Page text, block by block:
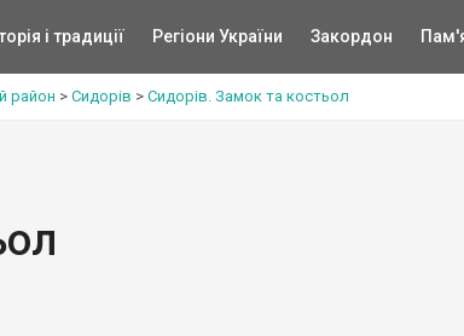
і традиції Регіони України Закордон
район > Сидорів > Сидорів. Замок та костьол